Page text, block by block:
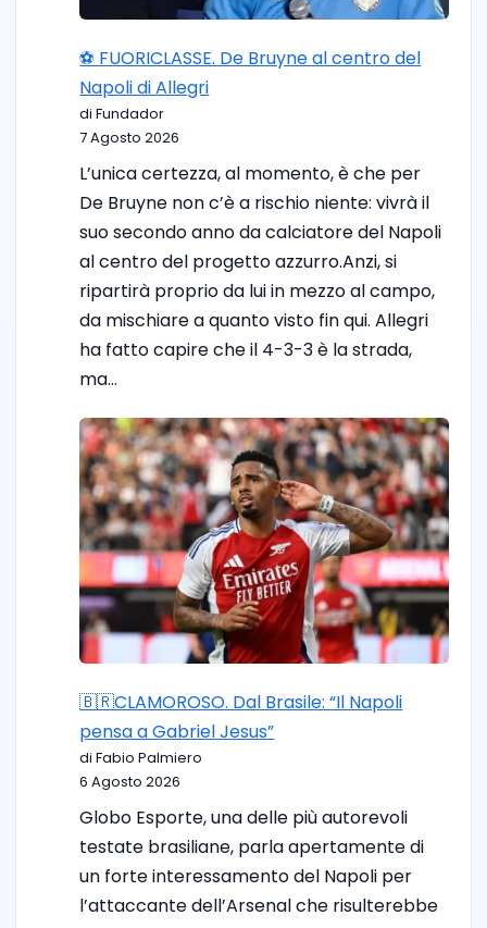
⚽️ FUORICLASSE. De Bruyne al centro del
Napoli di Allegri
di Fundador
7 Agosto 2026
L’unica certezza, al momento, è che per
De Bruyne non c’è a rischio niente: vivrà il
suo secondo anno da calciatore del Napoli
al centro del progetto azzurro.Anzi, si
ripartirà proprio da lui in mezzo al campo,
da mischiare a quanto visto fin qui. Allegri
ha fatto capire che il 4-3-3 è la strada,
ma…
🇧🇷CLAMOROSO. Dal Brasile: “Il Napoli
pensa a Gabriel Jesus”
di Fabio Palmiero
6 Agosto 2026
Globo Esporte, una delle più autorevoli
testate brasiliane, parla apertamente di
un forte interessamento del Napoli per
l’attaccante dell’Arsenal che risulterebbe